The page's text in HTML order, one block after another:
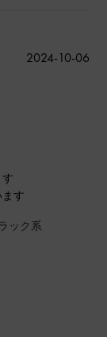
す
ック系
公
2024-10-06